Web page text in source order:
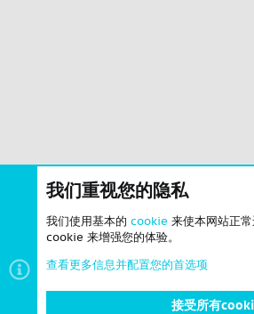
我们重视您的隐私
我们使用基本的 cookie 来使本网站正
cookie 来增强您的体验。
查看更多信息并配置您的首选项
接受所有